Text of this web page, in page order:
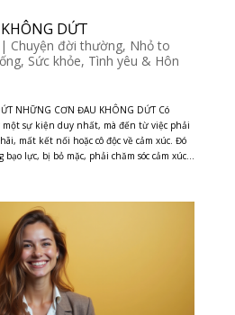
DỨT
| Chuyện đời thường, Nhỏ to
, Sức khỏe, Tình yêu & Hôn
NHỮNG CƠN ĐAU KHÔNG DỨT Có
sự kiện duy nhất, mà đến từ việc phải
mất kết nối hoặc cô độc về cảm xúc. Đó
lực, bị bỏ mặc, phải chăm sóc cảm xúc...